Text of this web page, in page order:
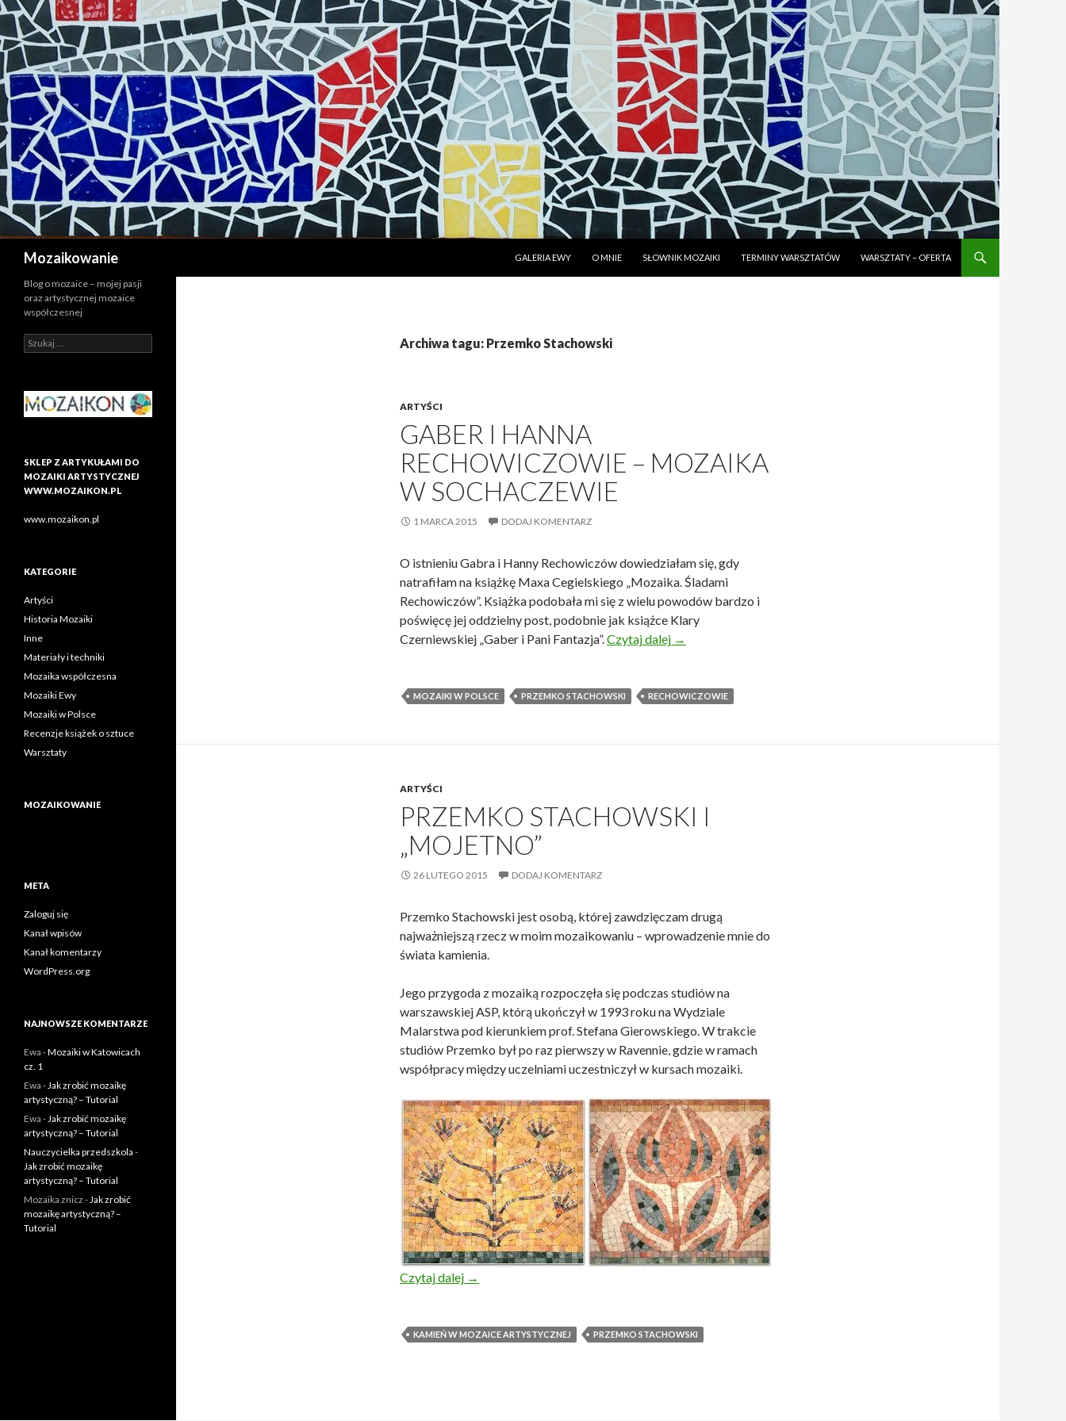
Mozaikowanie
GALERIA EWY
O MNIE SŁOWNIK MOZAIKI TERMINY WARSZTATÓW WARSZTATY – OFERTA
Archiwa tagu: Przemko Stachowski
ARTYŚCI
GABER I HANNA
RECHOWICZOWIE – MOZAIKA
W SOCHACZEWIE
1 MARCA 2015 DODAJ KOMENTARZ
O istnieniu Gabra i Hanny Rechowiczów dowiedziałam się, gdy
natrafiłam na książkę Maxa Cegielskiego „Mozaika. Śladami
Rechowiczów”. Książka podobała mi się z wielu powodów bardzo i
poświęcę jej oddzielny post, podobnie jak książce Klary
Czerniewskiej „Gaber i Pani Fantazja”.Czytaj dalej Gaber i Hanna Rechowiczowie – mozaika w Sochaczewie
→
MOZAIKI W POLSCE PRZEMKO STACHOWSKI RECHOWICZOWIE
ARTYŚCI
PRZEMKO STACHOWSKI I
„MOJETNO”
26 LUTEGO 2015 DODAJ KOMENTARZ
Przemko Stachowski jest osobą, której zawdzięczam drugą
najważniejszą rzecz w moim mozaikowaniu – wprowadzenie mnie do
świata kamienia.
Jego przygoda z mozaiką rozpoczęła się podczas studiów na
warszawskiej ASP, którą ukończył w 1993 roku na Wydziale
Malarstwa pod kierunkiem prof. Stefana Gierowskiego. W trakcie
studiów Przemko był po raz pierwszy w Ravennie, gdzie w ramach
współpracy między uczelniami uczestniczył w kursach mozaiki.
Czytaj dalej Przemko Stachowski i „Mojetno”
→
KAMIEŃ W MOZAICE ARTYSTYCZNEJ PRZEMKO STACHOWSKI
Blog o mozaice – mojej pasji
oraz artystycznej mozaice
współczesnej
Szukaj:
SKLEP Z ARTYKUŁAMI DO
MOZAIKI ARTYSTYCZNEJ
WWW.MOZAIKON.PL
www.mozaikon.pl
KATEGORIE
Artyści
Historia Mozaiki
Inne
Materiały i techniki
Mozaika współczesna
Mozaiki Ewy
Mozaiki w Polsce
Recenzje książek o sztuce
Warsztaty
MOZAIKOWANIE
META
Zaloguj się
Kanał wpisów
Kanał komentarzy
WordPress.org
NAJNOWSZE KOMENTARZE
Ewa -Mozaiki w Katowicach
cz. 1
Ewa -Jak zrobić mozaikę
artystyczną? – Tutorial
Ewa -Jak zrobić mozaikę
artystyczną? – Tutorial
Nauczycielka przedszkola -
Jak zrobić mozaikę
artystyczną? – Tutorial
Mozaika znicz -Jak zrobić
mozaikę artystyczną? –
Tutorial